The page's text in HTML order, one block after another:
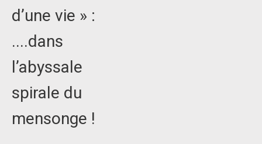
d’une vie » :
....dans
l’abyssale
spirale du
mensonge !